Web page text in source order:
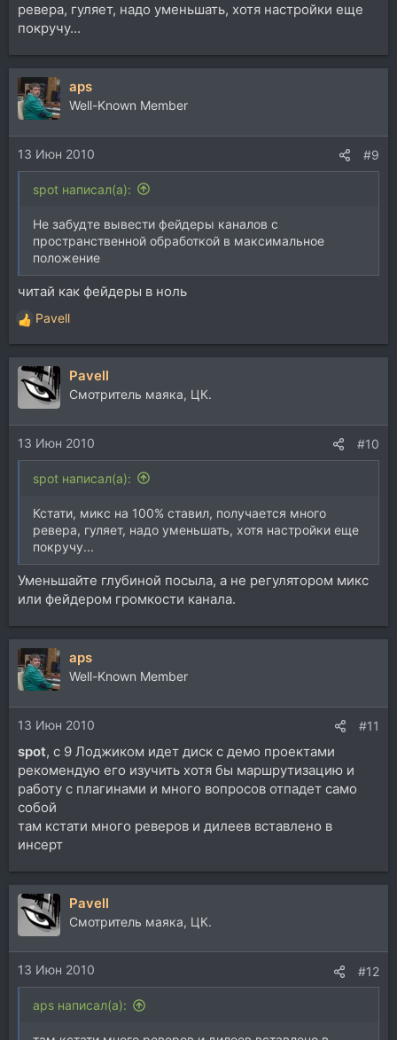
ревера, гуляет, надо уменьшать, хотя настройки еще
покручу...
aps
Well-Known Member
13 Июн 2010 #9
spot написал(а):
Не забудте вывести фейдеры каналов с
пространственной обработкой в максимальное
положение
читай как фейдеры в ноль
Р
е
а
к
и
и
:
Pavell
Pavell
Смотритель маяка, ЦК.
13 Июн 2010 #10
spot написал(а):
Кстати, микс на 100% ставил, получается много
ревера, гуляет, надо уменьшать, хотя настройки еще
покручу...
Уменьшайте глубиной посыла, а не регулятором микс
или фейдером громкости канала.
aps
Well-Known Member
13 Июн 2010 #11
spot, с 9 Лоджиком идет диск с демо проектами
рекомендую его изучить хотя бы маршрутизацию и
работу с плагинами и много вопросов отпадет само
собой
там кстати много реверов и дилеев вставлено в
инсерт
Pavell
Смотритель маяка, ЦК.
13 Июн 2010 #12
aps написал(а):